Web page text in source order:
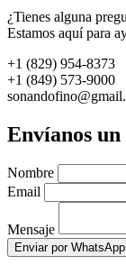
¿Tienes alguna
Estamos aquí para
+1 (829) 954-8373
+1 (849) 573-9000
Envíanos un
Nombre
Email
Mensaje
Enviar por WhatsApp